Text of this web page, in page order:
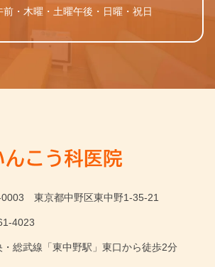
・木曜・土曜午後・日曜・祝日
0003 東京都中野区東中野1-35-21
4023
・総武線「東中野駅」東口から徒歩2分